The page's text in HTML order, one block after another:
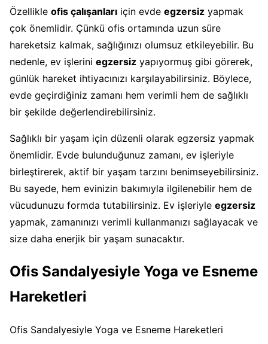
Özellikle ofis çalışanları için evde egzersiz yapmak
çok önemlidir. Çünkü ofis ortamında uzun süre
hareketsiz kalmak, sağlığınızı olumsuz etkileyebilir. Bu
nedenle, ev işlerini egzersiz yapıyormuş gibi görerek,
günlük hareket ihtiyacınızı karşılayabilirsiniz. Böylece,
evde geçirdiğiniz zamanı hem verimli hem de sağlıklı
bir şekilde değerlendirebilirsiniz.
Sağlıklı bir yaşam için düzenli olarak egzersiz yapmak
önemlidir. Evde bulunduğunuz zamanı, ev işleriyle
birleştirerek, aktif bir yaşam tarzını benimseyebilirsiniz.
Bu sayede, hem evinizin bakımıyla ilgilenebilir hem de
vücudunuzu formda tutabilirsiniz. Ev işleriyle egzersiz
yapmak, zamanınızı verimli kullanmanızı sağlayacak ve
size daha enerjik bir yaşam sunacaktır.
Ofis Sandalyesiyle Yoga ve Esneme
Hareketleri
Ofis Sandalyesiyle Yoga ve Esneme Hareketleri